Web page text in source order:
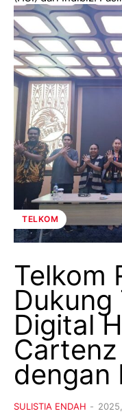
TELKOM
Telkom
Digital
dengan
SULISTIA ENDAH -